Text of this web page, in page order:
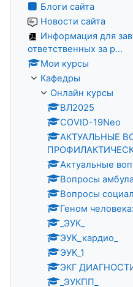
Блоги сайта
Новости сайта
Информация для
ответственных за р...
Мои курсы
Кафедры
Онлайн курсы
ВЛ2025
COVID-19Neo
АКТУАЛЬНЫЕ
Актуальные
Вопросы
Вопросы
Геном
_ЭУК_
ЭУК_кардио_
ЭУК_1
ЭКГ
_ЭУКПП_